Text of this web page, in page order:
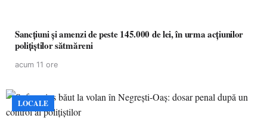
Sancțiuni și amenzi de peste 145.000 de lei, în urma acțiunilor
polițiștilor sătmăreni
acum 11 ore
LOCALE